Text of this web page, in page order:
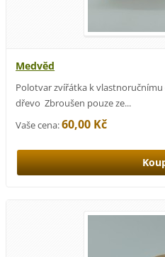
Medvěd
Polotvar zvířátka k
dřevo Zbroušen pouze ze...
Vaše cena:60,00 Kč